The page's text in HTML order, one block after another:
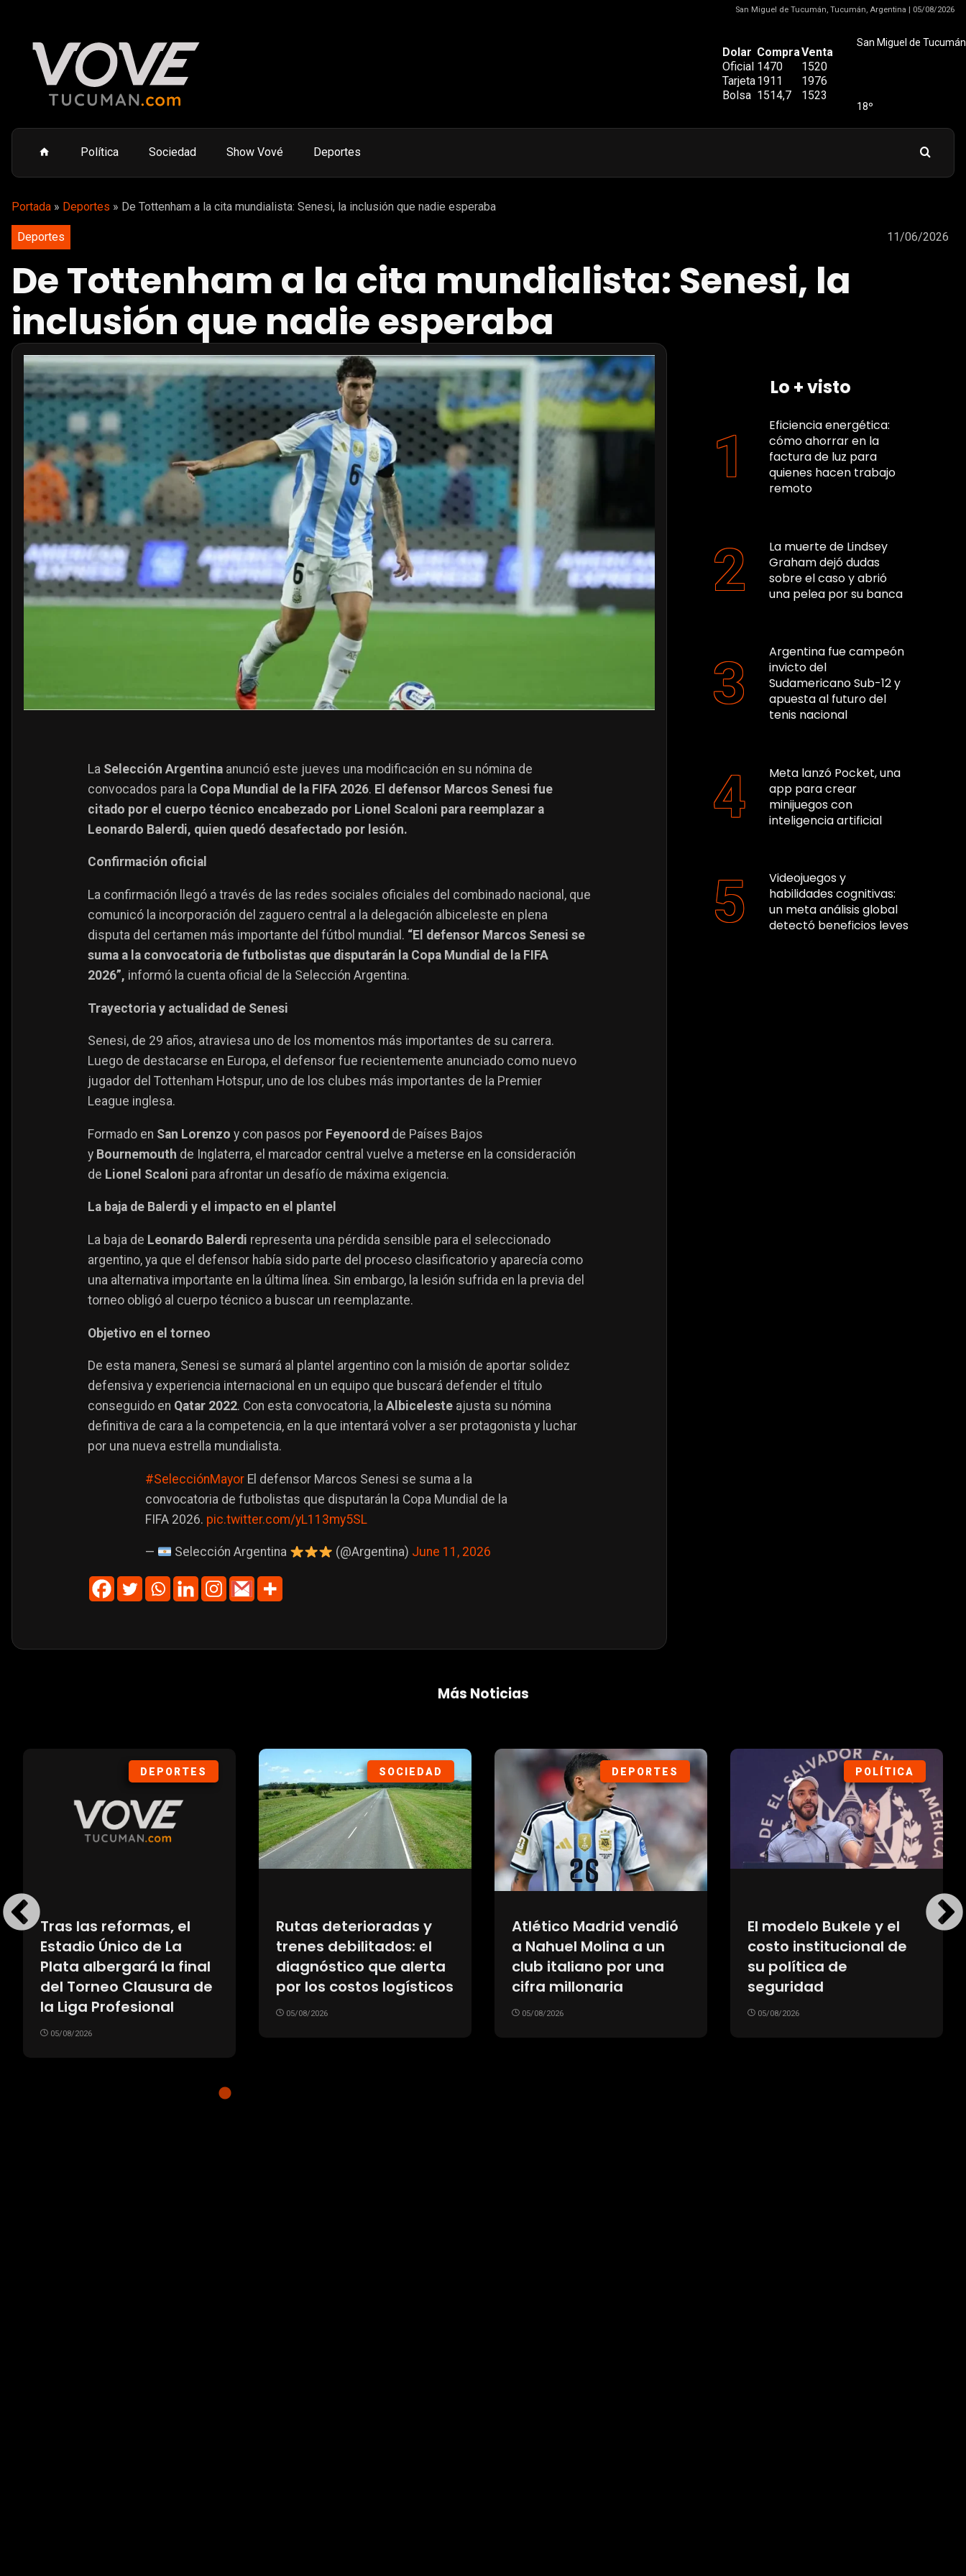
San Miguel de Tucumán, Tucumán, Argentina | 05/08/2026
Dolar CompraVenta
Oficial 1470
1520
Tarjeta1911
1976
Bolsa 1514,7 1523
San Miguel de Tucumán
18º
Política Sociedad Show Vové Deportes
Portada » Deportes » De Tottenham a la cita mundialista: Senesi, la inclusión que nadie esperaba
Deportes 11/06/2026
De Tottenham a la cita mundialista: Senesi, la
inclusión que nadie esperaba
La Selección Argentina anunció este jueves una modificación en su nómina de
convocados para la Copa Mundial de la FIFA 2026. El defensor Marcos Senesi fue
citado por el cuerpo técnico encabezado por Lionel Scaloni para reemplazar a
Leonardo Balerdi, quien quedó desafectado por lesión.
Confirmación oficial
La confirmación llegó a través de las redes sociales oficiales del combinado nacional, que
comunicó la incorporación del zaguero central a la delegación albiceleste en plena
disputa del certamen más importante del fútbol mundial. “El defensor Marcos Senesi se
suma a la convocatoria de futbolistas que disputarán la Copa Mundial de la FIFA
2026”, informó la cuenta oficial de la Selección Argentina.
Trayectoria y actualidad de Senesi
Senesi, de 29 años, atraviesa uno de los momentos más importantes de su carrera.
Luego de destacarse en Europa, el defensor fue recientemente anunciado como nuevo
jugador del Tottenham Hotspur, uno de los clubes más importantes de la Premier
League inglesa.
Formado en San Lorenzo y con pasos por Feyenoord de Países Bajos
y Bournemouth de Inglaterra, el marcador central vuelve a meterse en la consideración
de Lionel Scaloni para afrontar un desafío de máxima exigencia.
La baja de Balerdi y el impacto en el plantel
La baja de Leonardo Balerdi representa una pérdida sensible para el seleccionado
argentino, ya que el defensor había sido parte del proceso clasificatorio y aparecía como
una alternativa importante en la última línea. Sin embargo, la lesión sufrida en la previa del
torneo obligó al cuerpo técnico a buscar un reemplazante.
Objetivo en el torneo
De esta manera, Senesi se sumará al plantel argentino con la misión de aportar solidez
defensiva y experiencia internacional en un equipo que buscará defender el título
conseguido en Qatar 2022. Con esta convocatoria, la Albiceleste ajusta su nómina
definitiva de cara a la competencia, en la que intentará volver a ser protagonista y luchar
por una nueva estrella mundialista.
#SelecciónMayor El defensor Marcos Senesi se suma a la
convocatoria de futbolistas que disputarán la Copa Mundial de la
FIFA 2026. pic.twitter.com/yL113my5SL
— Selección Argentina (@Argentina) June 11, 2026
Lo + visto
Eficiencia energética:
cómo ahorrar en la
factura de luz para
quienes hacen trabajo
remoto
La muerte de Lindsey
Graham dejó dudas
sobre el caso y abrió
una pelea por su banca
Argentina fue campeón
invicto del
Sudamericano Sub-12 y
apuesta al futuro del
tenis nacional
Meta lanzó Pocket, una
app para crear
minijuegos con
inteligencia artificial
Videojuegos y
habilidades cognitivas:
un meta análisis global
detectó beneficios leves
Más Noticias
DEPORTES
Tras las reformas, el
Estadio Único de La
Plata albergará la final
del Torneo Clausura de
la Liga Profesional
05/08/2026
SOCIEDAD
Rutas deterioradas y
trenes debilitados: el
diagnóstico que alerta
por los costos logísticos
05/08/2026
DEPORTES
Atlético Madrid vendió
a Nahuel Molina a un
club italiano por una
cifra millonaria
05/08/2026
POLÍTICA
El modelo Bukele y el
costo institucional de
su política de
seguridad
05/08/2026